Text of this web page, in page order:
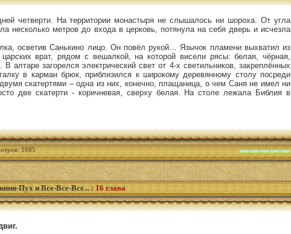
четверти. На территории монастыря не слышалось ни шороха. От угла
несколько метров до входа в церковь, потянула на себя дверь и исчезла
осветив Санькино лицо. Он повёл рукой… Язычок пламени выхватил из
врат, рядом с вешалкой, на которой висели рясы: белая, чёрная,
алтаре загорелся электрический свет от 4-х светильников, закреплённых
в карман брюк, приблизился к широкому деревянному столу посреди
скатертями – одна из них, конечно, плащаница, о чем Саня не имел ни
две скатерти - коричневая, сверху белая. На столе лежала Библия в
1685
Пух и Все-Все-Все... : 16 глава